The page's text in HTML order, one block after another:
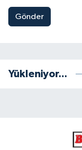
Gönder
Yükleniyor...